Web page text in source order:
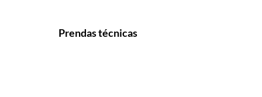
Prendas técnicas